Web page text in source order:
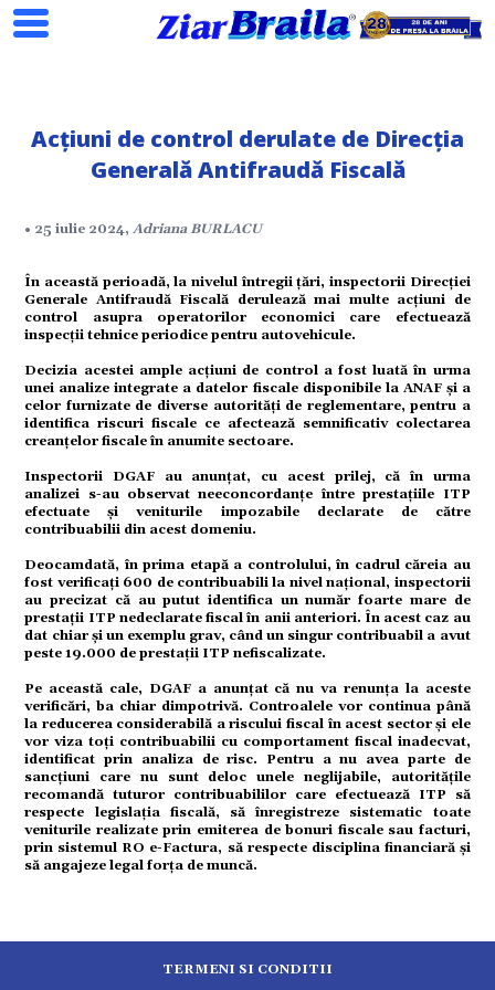
Acțiuni de control derulate de Direcția
Generală Antifraudă Fiscală
• 25 iulie 2024,Adriana BURLACU
În această perioadă, la nivelul întregii țări, inspectorii Direcției
Generale Antifraudă Fiscală derulează mai multe acțiuni de
control asupra operatorilor economici care efectuează
inspecții tehnice periodice pentru autovehicule.
Decizia acestei ample acțiuni de control a fost luată în urma
unei analize integrate a datelor fiscale disponibile la ANAF și a
celor furnizate de diverse autorități de reglementare, pentru a
identifica riscuri fiscale ce afectează semnificativ colectarea
creanțelor fiscale în anumite sectoare.
Inspectorii DGAF au anunțat, cu acest prilej, că în urma
analizei s-au observat neeconcordanțe între prestațiile ITP
efectuate și veniturile impozabile declarate de către
contribuabilii din acest domeniu.
Deocamdată, în prima etapă a controlului, în cadrul căreia au
fost verificați 600 de contribuabili la nivel național, inspectorii
au precizat că au putut identifica un număr foarte mare de
prestații ITP nedeclarate fiscal în anii anteriori. În acest caz au
dat chiar și un exemplu grav, când un singur contribuabil a avut
peste 19.000 de prestații ITP nefiscalizate.
Pe această cale, DGAF a anunțat că nu va renunța la aceste
verificări, ba chiar dimpotrivă. Controalele vor continua până
la reducerea considerabilă a riscului fiscal în acest sector și ele
vor viza toți contribuabilii cu comportament fiscal inadecvat,
identificat prin analiza de risc. Pentru a nu avea parte de
sancțiuni care nu sunt deloc unele neglijabile, autoritățile
recomandă tuturor contribuabililor care efectuează ITP să
respecte legislația fiscală, să înregistreze sistematic toate
veniturile realizate prin emiterea de bonuri fiscale sau facturi,
prin sistemul RO e-Factura, să respecte disciplina financiară și
să angajeze legal forța de muncă.
TERMENI SI CONDITII